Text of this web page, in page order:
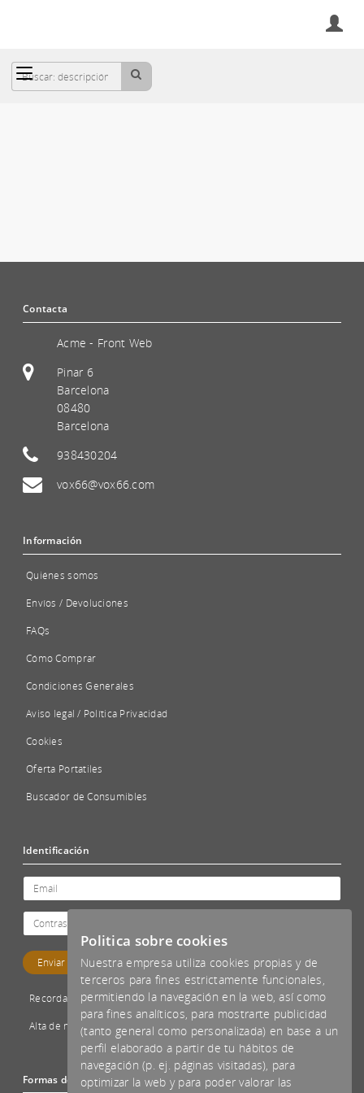
Contacta
Acme - Front Web
Pinar 6
Barcelona
08480
Barcelona
938430204
vox66@vox66.com
Información
Quiénes somos
Envíos / Devoluciones
FAQs
Cómo Comprar
Condiciones Generales
Aviso legal / Política Privacidad
Cookies
Oferta Portatiles
Buscador de Consumibles
Identificación
Recordar password
Alta de nuevo cliente
Formas de pago aceptadas
Politica sobre cookies
Nuestra empresa utiliza cookies propias y de
terceros para fines estrictamente funcionales,
permitiendo la navegación en la web, así como
para fines analíticos, para mostrarte publicidad
(tanto general como personalizada) en base a un
perfil elaborado a partir de tu hábitos de
navegación (p. ej. páginas visitadas), para
optimizar la web y para poder valorar las